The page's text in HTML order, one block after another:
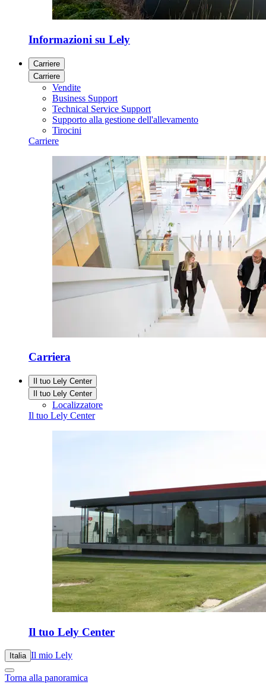
Informazioni su Lely
Carriere
Carriere
Vendite
Business Support
Technical Service Support
Supporto alla gestione dell'allevamento
Tirocini
Carriere
Carriera
Il tuo Lely Center
Il tuo Lely Center
Localizzatore
Il tuo Lely Center
Il tuo Lely Center
Italia Il mio Lely
Torna alla panoramica